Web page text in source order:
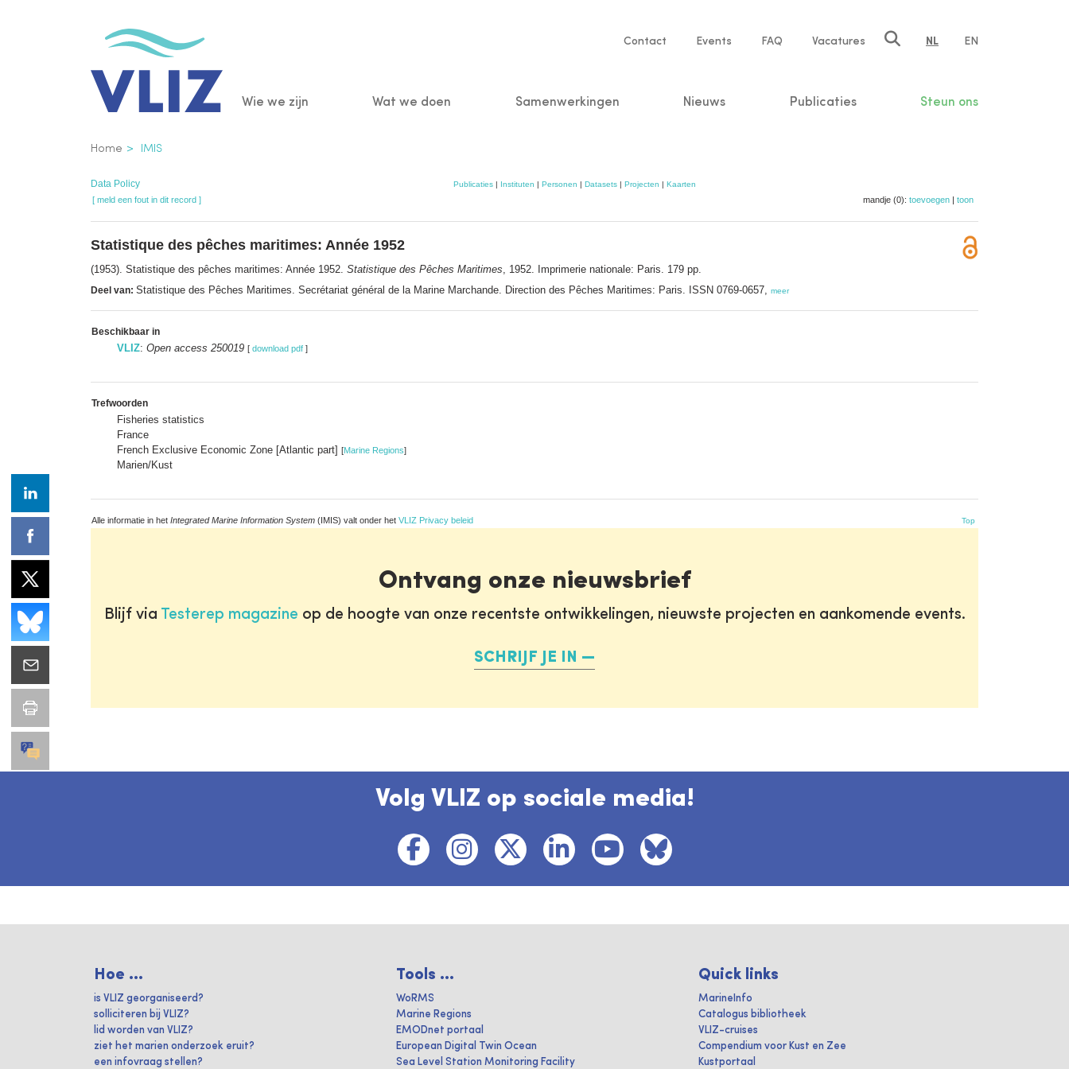
Service
Contact Events FAQ Vacatures NL EN
Main
Wie we zijn Wat we doen Samenwerkingen Nieuws Publicaties Steun ons
Kruimelpad
Home IMIS
Data Policy Publicaties| Instituten | Personen | Datasets| Projecten | Kaarten
[ meld een fout in dit record ] mandje (0): toevoegen | toon
Statistique des pêches maritimes: Année 1952
(1953). Statistique des pêches maritimes: Année 1952. Statistique des Pêches Maritimes , 1952. Imprimerie nationale: Paris. 179 pp.
Deel van: Statistique des Pêches Maritimes. Secrétariat général de la Marine Marchande. Direction des Pêches Maritimes: Paris. ISSN 0769-0657, meer
Beschikbaar in
VLIZ: Open access 250019 [ download pdf ]
Trefwoorden
Fisheries statistics
France
French Exclusive Economic Zone [Atlantic part] [Marine Regions]
Marien/Kust
Alle informatie in het Integrated Marine Information System (IMIS) valt onder het VLIZ Privacy beleid Top
Ontvang onze nieuwsbrief
Blijf via Testerep magazine op de hoogte van onze recentste ontwikkelingen, nieuwste projecten en aankomende events.
SCHRIJF JE IN
Volg VLIZ op sociale media!
Hoe ...
is VLIZ georganiseerd?
solliciteren bij VLIZ?
lid worden van VLIZ?
ziet het marien onderzoek eruit?
een infovraag stellen?
Tools ...
WoRMS
Marine Regions
EMODnet portaal
European Digital Twin Ocean
Sea Level Station Monitoring Facility
Quick links
MarineInfo
Catalogus bibliotheek
VLIZ-cruises
Compendium voor Kust en Zee
Kustportaal